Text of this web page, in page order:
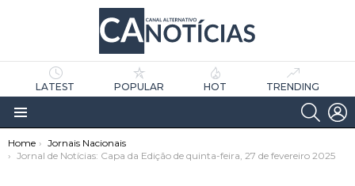
LATEST POPULAR HOT TRENDING
Menu
You are here:
Home
Jornais Nacionais
Jornal de Notícias: Capa da Edição de quinta-feira, 27 de fevereiro 2025